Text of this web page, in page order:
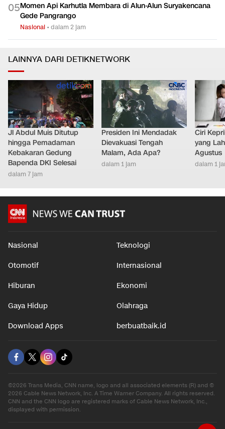
05Momen Api Karhutla Membara di Alun-Alun Suryakencana
Gede Pangrango
Nasional •dalam 2 jam
LAINNYA DARI DETIKNETWORK
Jl Abdul Muis Ditutup
hingga Pemadaman
Kebakaran Gedung
Bapenda DKI Selesai
dalam 7 jam
Presiden Ini Mendadak
Dievakuasi Tengah
Malam, Ada Apa?
dalam 1 jam
Ciri
yang
Agustus
dalam 1
Nasional Teknologi
Otomotif Internasional
Hiburan Ekonomi
Gaya Hidup Olahraga
Download Apps berbuatbaik.id
©2026 Trans Media, CNN name, logo and all associated elements (R) and ©
2026 Cable News Network, Inc. A Time Warner Company. All rights reserved.
CNN and the CNN logo are registered marks of Cable News Network, Inc.,
displayed with permission.